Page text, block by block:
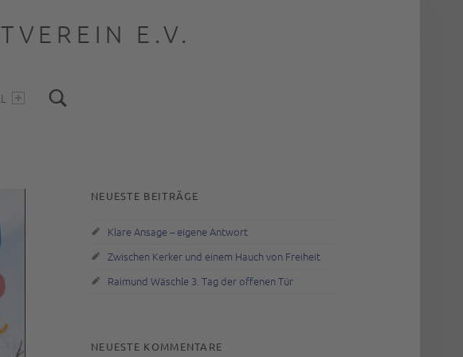
E.V.
SIDEBAR
NEUESTE BEITRÄGE
Klare Ansage – eigene Antwort
Zwischen Kerker und einem Hauch von Freiheit
Raimund Wäschle 3. Tag der offenen Tür
NEUESTE KOMMENTARE